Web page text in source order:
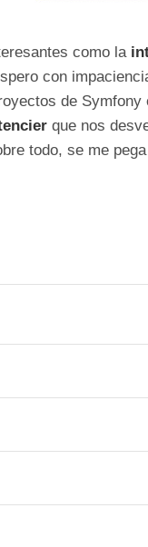
como la
con
de Symfony
que nos
todo, se me